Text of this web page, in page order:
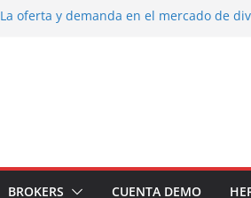
La oferta y demanda en el mercado de
BROKERS CUENTA DEMO